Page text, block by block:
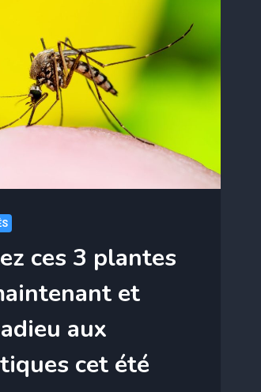
ces 3 plantes
et
aux
cet été